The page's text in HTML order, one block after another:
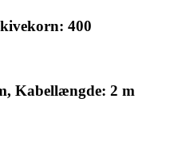
400
Kabellængde: 2 m